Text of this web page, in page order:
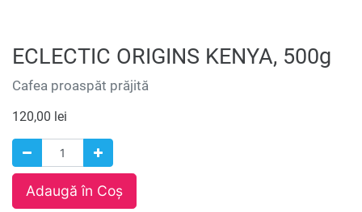
ECLECTIC ORIGINS KENYA, 500g
Cafea proaspăt prăjită
120,00 lei
Adaugă în Coș